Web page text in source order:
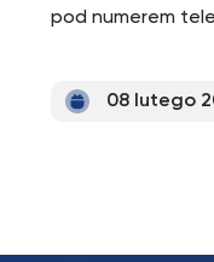
pod numerem
08 lutego